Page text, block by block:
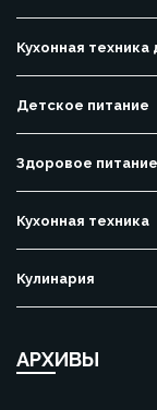
Кухонная техника
Детское питание
Здоровое питание
Кухонная техника
Кулинария
АРХИВЫ